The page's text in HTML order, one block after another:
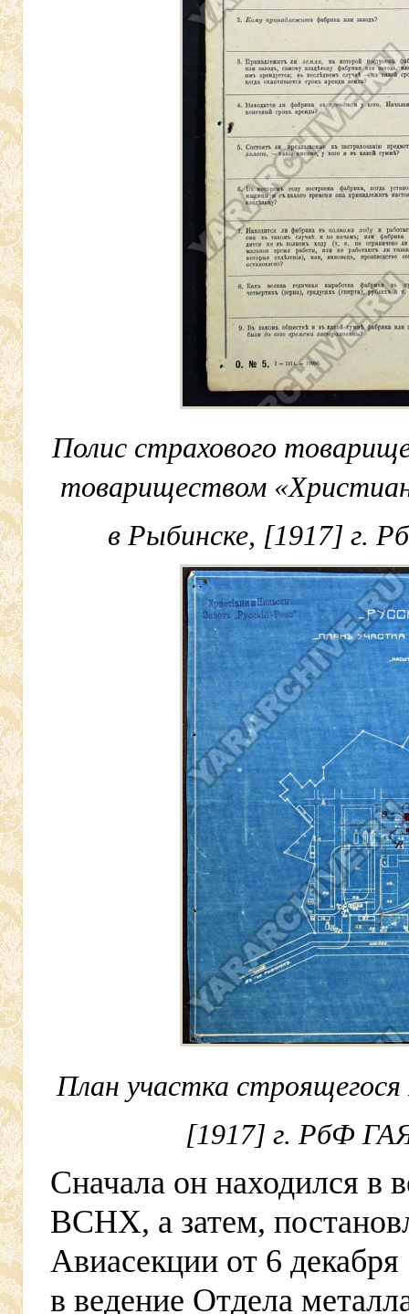
Полис страхового
товариществом
в Рыбинске, [1917] г.
План участка строящегося
[1917] г. РбФ
Сначала он находился в
ВСНХ, а затем,
Авиасекции от 6
в ведение Отдела